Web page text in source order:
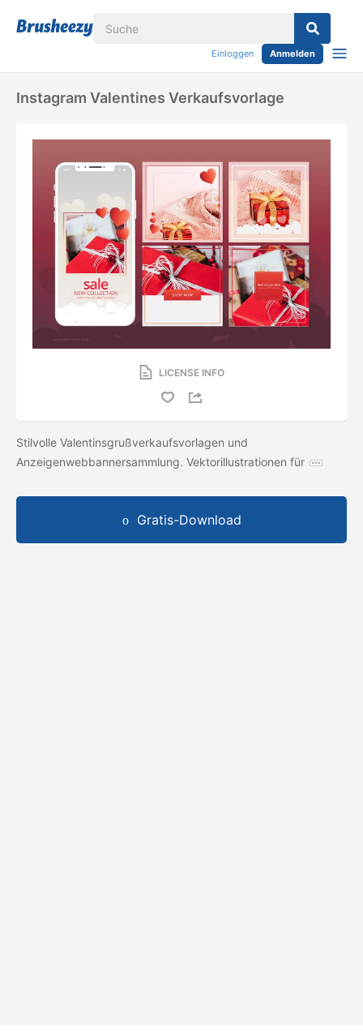
Einloggen Anmelden
Instagram Valentines Verkaufsvorlage
LICENSE INFO
Stilvolle Valentinsgrußverkaufsvorlagen und
Anzeigenwebbannersammlung. Vektorillustrationen für
Gratis-Download